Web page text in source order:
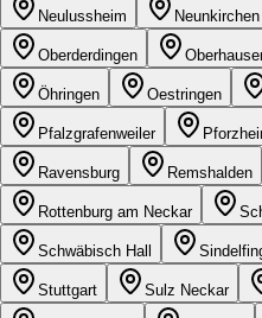
Neulussheim Neunkirchen
Oberderdingen
Öhringen Oestringen
Pfalzgrafenweiler
Ravensburg Remshalden
Rottenburg am Neckar
Schwäbisch Hall
Stuttgart Sulz Neckar